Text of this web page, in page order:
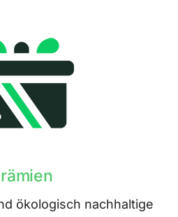
ökologisch nachhaltige